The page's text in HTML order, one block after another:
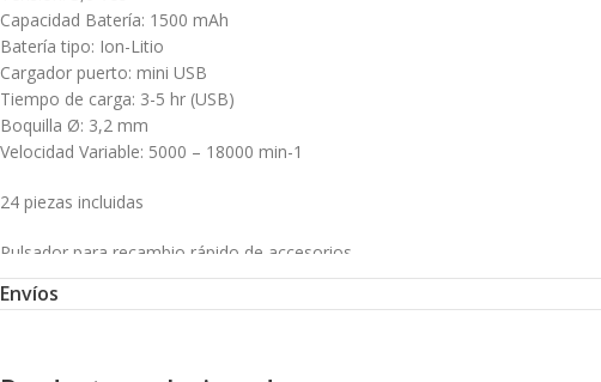
Capacidad Batería: 1500 mAh
Batería tipo: Ion-Litio
Cargador puerto: mini USB
Tiempo de carga: 3-5 hr (USB)
Boquilla Ø: 3,2 mm
Velocidad Variable: 5000 – 18000 min-1
24 piezas incluidas
Pulsador para recambio rápido de accesorios
Empuñadura frontal «Soft Grip»
Velocidad variable electrónica
Envíos